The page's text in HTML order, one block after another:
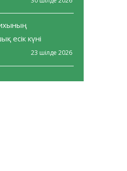
есік күні
23 шілде 2026